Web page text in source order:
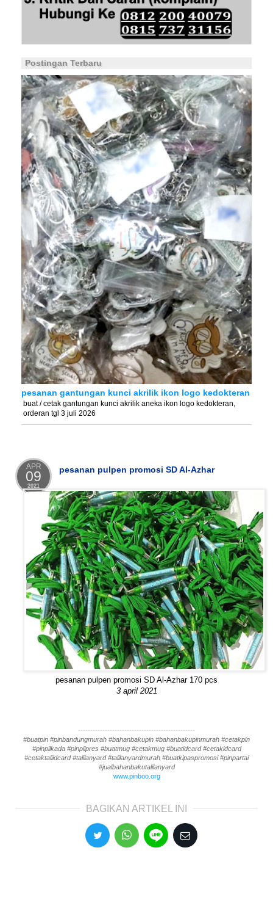
Postingan Terbaru
pesanan gantungan kunci akrilik ikon logo kedokteran
buat / cetak gantungan kunci akrilik aneka ikon logo kedokteran,
orderan tgl 3 juli 2026
APR
09
2021
pesanan pulpen promosi SD Al-Azhar
pesanan pulpen promosi SD Al-Azhar 170 pcs
3 april 2021
------------------------------------------------
#buatpin #pinbandungmurah #bahanbakupin #bahanbakupinmurah #cetakpin
#pinpilkada #pinpilpres #buatmug #cetakmug #buatidcard #cetakidcard
#cetaktaliidcard #talilanyard #talilanyardmurah #buatkipaspromosi #pinpartai
#jualbahanbakutalilanyard
www.pinboo.org
BAGIKAN ARTIKEL INI